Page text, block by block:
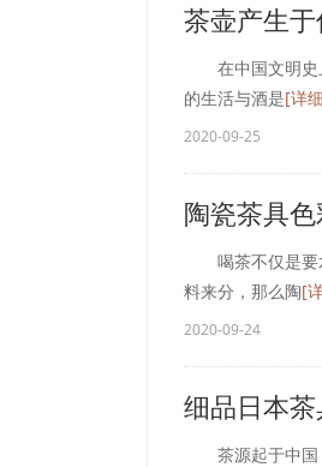
茶壶产生于
在中国文明史上
的生活与酒是[详
2020-09-25
陶瓷茶具
喝茶不仅是要
料来分，那么陶[
2020-09-24
细品日本
茶源起于中国，